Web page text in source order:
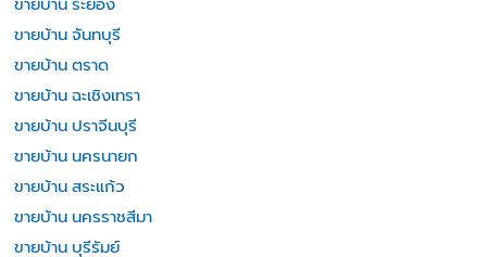
ขายบ้าน ระยอง
ขายบ้าน จันทบุรี
ขายบ้าน ตราด
ขายบ้าน ฉะเชิงเทรา
ขายบ้าน ปราจีนบุรี
ขายบ้าน นครนายก
ขายบ้าน สระแก้ว
ขายบ้าน นครราชสีมา
ขายบ้าน บุรีรัมย์